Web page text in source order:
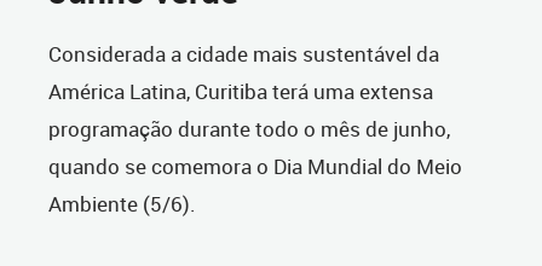
Considerada a cidade mais sustentável da
América Latina, Curitiba terá uma extensa
programação durante todo o mês de junho,
quando se comemora o Dia Mundial do Meio
Ambiente (5/6).